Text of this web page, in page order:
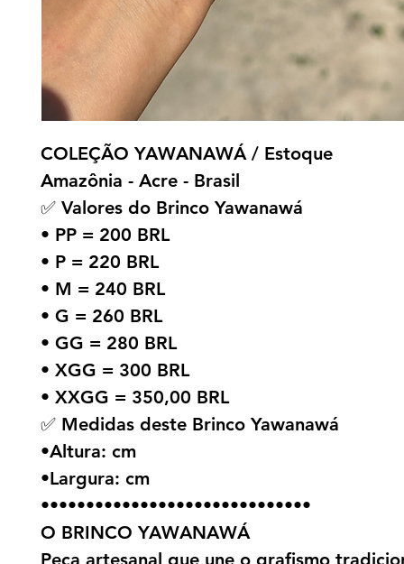
COLEÇÃO YAWANAWÁ / Estoque
Amazônia - Acre - Brasil
✅ Valores do Brinco Yawanawá
• PP = 200 BRL
• P = 220 BRL
• M = 240 BRL
• G = 260 BRL
• GG = 280 BRL
• XGG = 300 BRL
• XXGG = 350,00 BRL
✅ Medidas deste Brinco Yawanawá
•Altura: cm
•Largura: cm
••••••••••••••••••••••••••••••
O BRINCO YAWANAWÁ
Peça artesanal que une o grafismo